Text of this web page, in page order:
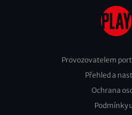
Footer
Provozovatelem
Přehled a
Ochrana
Podmínky